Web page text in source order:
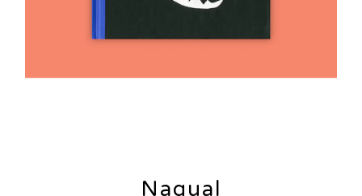
Nagual